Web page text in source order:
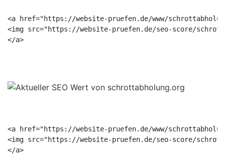
<a href="https://website-pruefen.de/www/
<img src="https://website-pruefen.de/seo-score/
<a href="https://website-pruefen.de/www/
<img src="https://website-pruefen.de/seo-score/